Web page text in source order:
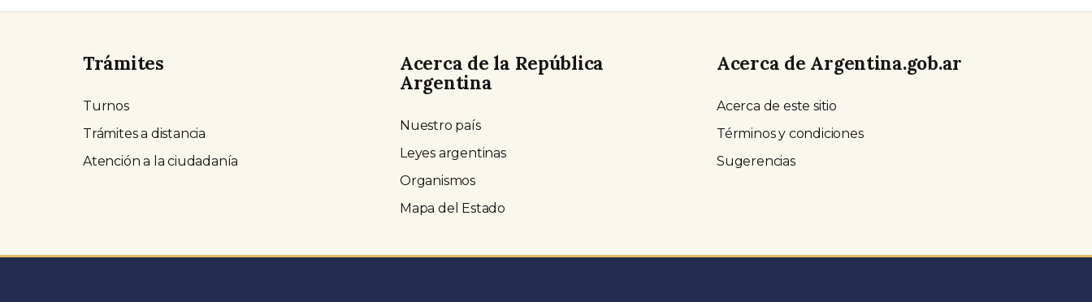
Trámites
Turnos
Trámites a distancia
Atención a la ciudadanía
Acerca de la República
Argentina
Nuestro país
Leyes argentinas
Organismos
Mapa del Estado
Acerca de Argentina.gob.ar
Acerca de este sitio
Términos y condiciones
Sugerencias